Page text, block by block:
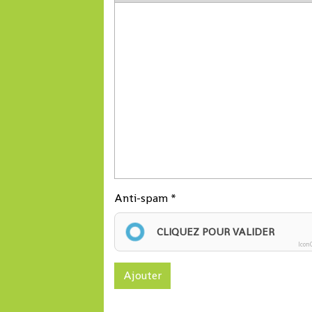
Anti-spam
CLIQUEZ POUR VALIDER
Ajouter